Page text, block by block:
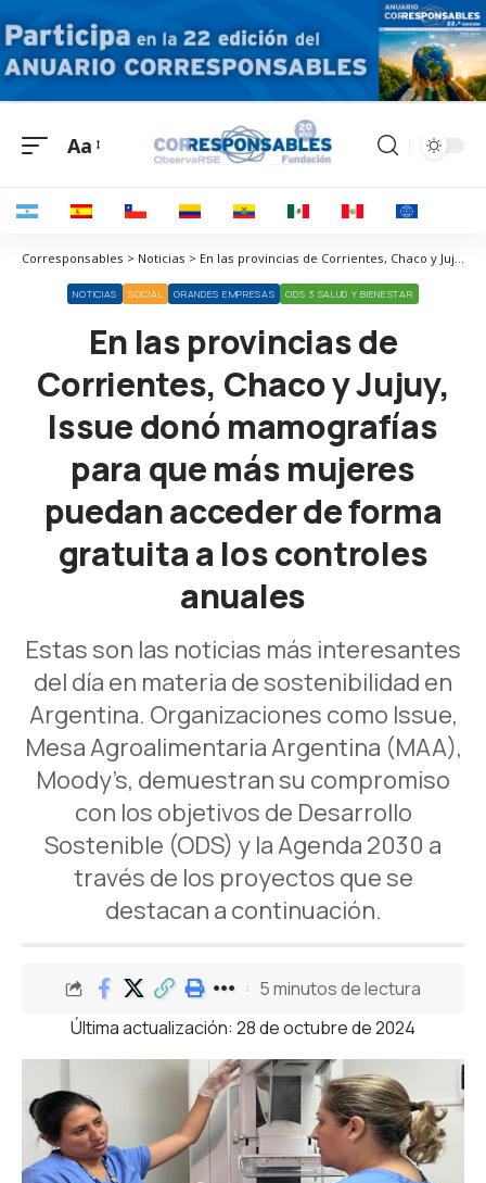
Aa
Corresponsables > Noticias > En las provincias de Corrientes, Chaco y Jujuy, Issue donó mamografías para que más mujeres puedan acceder de forma gratuita a los controles anuales
NOTICIAS SOCIAL GRANDES EMPRESAS ODS 3 SALUD Y BIENESTAR
En las provincias de
Corrientes, Chaco y Jujuy,
Issue donó mamografías
para que más mujeres
puedan acceder de forma
gratuita a los controles
anuales
Estas son las noticias más interesantes
del día en materia de sostenibilidad en
Argentina. Organizaciones como Issue,
Mesa Agroalimentaria Argentina (MAA),
Moody’s, demuestran su compromiso
con los objetivos de Desarrollo
Sostenible (ODS) y la Agenda 2030 a
través de los proyectos que se
destacan a continuación.
Última actualización: 28 de octubre de 2024
5 minutos de lectura